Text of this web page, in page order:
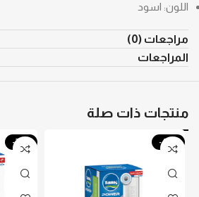
اللون: اسود
مراجعات (0)
المراجعات
منتجات ذات صلة
-42%
-20%